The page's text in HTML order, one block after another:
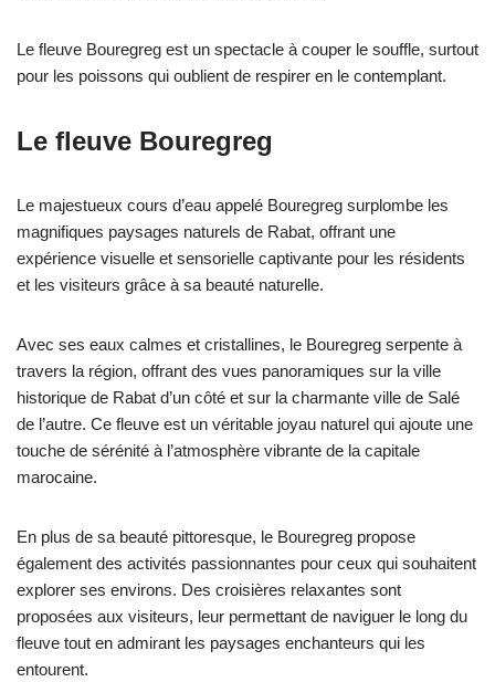
Le fleuve Bouregreg est un spectacle à couper le souffle, surtout
pour les poissons qui oublient de respirer en le contemplant.
Le fleuve Bouregreg
Le majestueux cours d’eau appelé Bouregreg surplombe les
magnifiques paysages naturels de Rabat, offrant une
expérience visuelle et sensorielle captivante pour les résidents
et les visiteurs grâce à sa beauté naturelle.
Avec ses eaux calmes et cristallines, le Bouregreg serpente à
travers la région, offrant des vues panoramiques sur la ville
historique de Rabat d’un côté et sur la charmante ville de Salé
de l’autre. Ce fleuve est un véritable joyau naturel qui ajoute une
touche de sérénité à l’atmosphère vibrante de la capitale
marocaine.
En plus de sa beauté pittoresque, le Bouregreg propose
également des activités passionnantes pour ceux qui souhaitent
explorer ses environs. Des croisières relaxantes sont
proposées aux visiteurs, leur permettant de naviguer le long du
fleuve tout en admirant les paysages enchanteurs qui les
entourent.